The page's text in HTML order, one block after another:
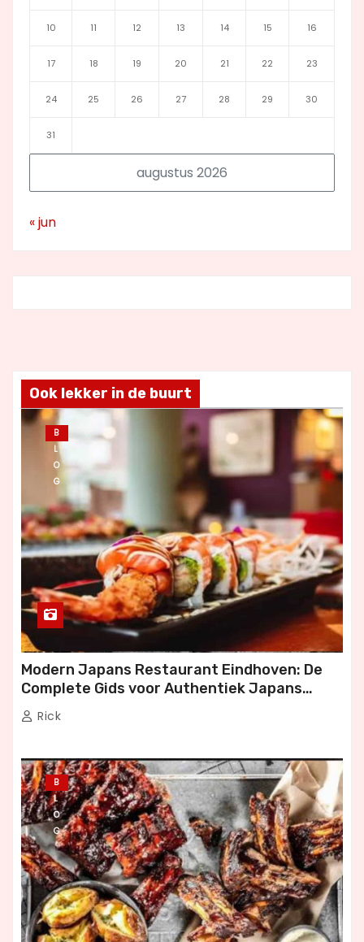
augustus 2026
10 11 12 13 14 15 16
17 18 19 20 21 22 23
24 25 26 27 28 29 30
31
« jun
Ook lekker in de buurt
B
L
O
G
Modern Japans Restaurant Eindhoven: De
Complete Gids voor Authentiek Japans
Dineren
Rick
B
L
O
G